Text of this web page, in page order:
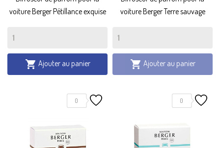
voiture Berger Pétillance exquise
 Ajouter au panier
voiture Berger Terre sauvage
 Ajouter au panier
0 0